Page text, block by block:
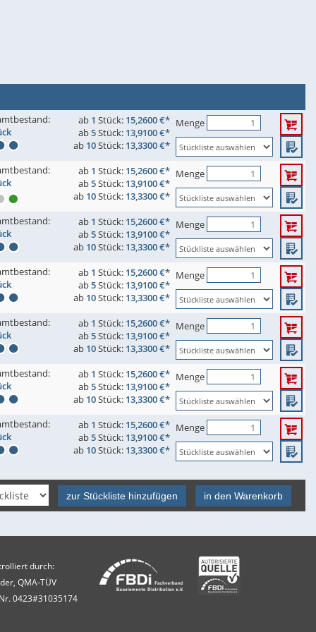
ab 1 Stück: 15,2600 €*
ab5Stück: 13,9100 €*
ab 10Stück: 13,3300 €*
Menge
ab 1 Stück: 15,2600 €*
ab5Stück: 13,9100 €*
ab 10Stück: 13,3300 €*
Menge
ab 1 Stück: 15,2600 €*
ab5Stück: 13,9100 €*
ab 10Stück: 13,3300 €*
Menge
ab 1 Stück: 15,2600 €*
ab5Stück: 13,9100 €*
ab 10Stück: 13,3300 €*
Menge
ab 1 Stück: 15,2600 €*
ab5Stück: 13,9100 €*
ab 10Stück: 13,3300 €*
Menge
ab 1 Stück: 15,2600 €*
ab5Stück: 13,9100 €*
ab 10Stück: 13,3300 €*
Menge
ab 1 Stück: 15,2600 €*
ab5Stück: 13,9100 €*
ab 10Stück: 13,3300 €*
Menge
zur Stückliste hinzufügen in den Warenkorb
durch:
QMA-TÜV
0423#31035174